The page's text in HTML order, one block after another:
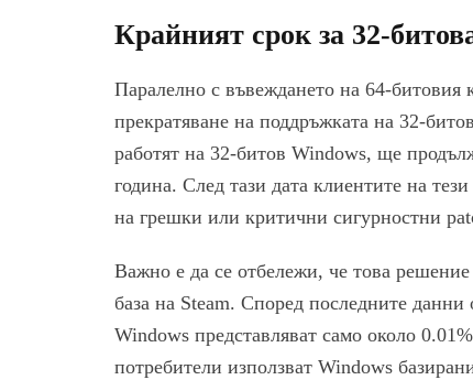
Крайният срок за 32-
Паралелно с въвеждането на 64-битовия
прекратяване на поддръжката на 32-
работят на 32-битов Windows, ще
година. След тази дата клиентите на
на грешки или критични сигурностни
Важно е да се отбележи, че това решение
база на Steam. Според последните
Windows представляват само около
потребители използват Windows